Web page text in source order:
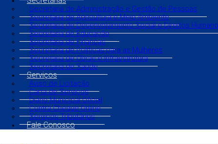
Secretaria de Administração e Gestão de Pessoas
Secretaria de Agricultura e Meio Ambiente
Secretaria de Desenvolvimento Social e Direitos
Secretaria de Educação
Secretaria de Finanças
Secretaria de Políticas para as Mulheres
Secretaria de Obras e Infraestrutura
Secretaria de Saúde
Serviços
Aviso de Licitação
Carta de Serviços
Diário Municipal Oficial
Contra Cheque Online
Serviços Tributários
Fale Conosco